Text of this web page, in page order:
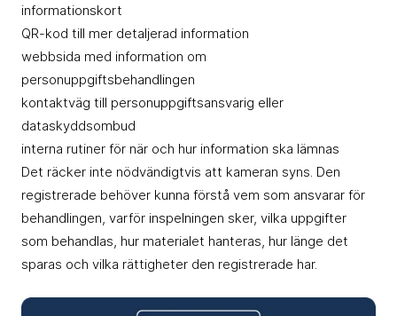
informationskort
QR-kod till mer detaljerad information
webbsida med information om
personuppgiftsbehandlingen
kontaktväg till personuppgiftsansvarig eller
dataskyddsombud
interna rutiner för när och hur information ska lämnas
Det räcker inte nödvändigtvis att kameran syns. Den
registrerade behöver kunna förstå vem som ansvarar för
behandlingen, varför inspelningen sker, vilka uppgifter
som behandlas, hur materialet hanteras, hur länge det
sparas och vilka rättigheter den registrerade har.